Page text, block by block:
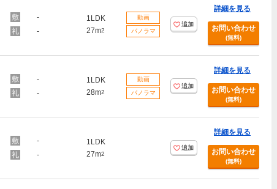
-
-
1LDK
27m2
動画
パノラマ
追加
詳細を見る
お問い合わせ
(無料)
-
-
1LDK
28m2
動画
パノラマ
追加
詳細を見る
お問い合わせ
(無料)
-
-
1LDK
27m2
追加
詳細を見る
お問い合わせ
(無料)